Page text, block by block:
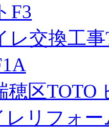
F3
レ交換工
穂区
レリフォー